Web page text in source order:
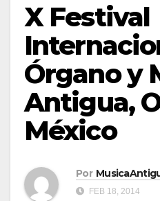
X Festival
Órgano y
Antigua,
México
Por
FEB 18, 2014